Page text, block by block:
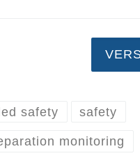
safety safety
monitoring